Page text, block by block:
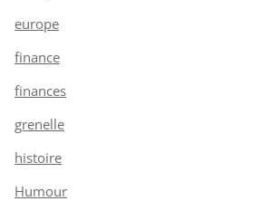
europe
finance
finances
grenelle
histoire
Humour